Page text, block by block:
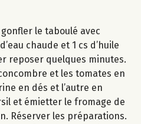
le taboulé avec
chaude et 1 cs d’huile
reposer quelques minutes.
et les tomates en
en dés et l’autre en
et émietter le fromage de
Réserver les préparations.